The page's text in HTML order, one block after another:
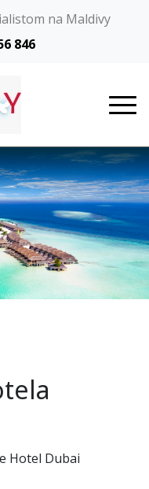
na Maldivy
846
Hotel Dubai